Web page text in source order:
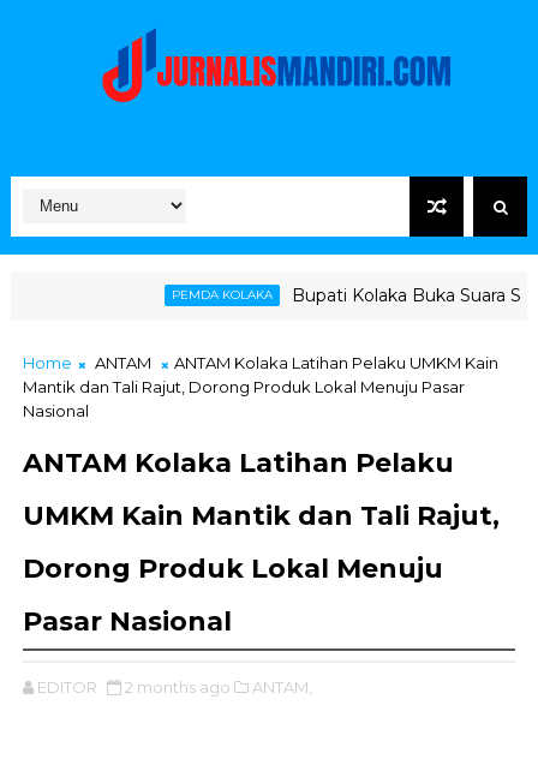
Bupati Kolaka Buka Suara Soal Ketegangan
Home ANTAM
ANTAM Kolaka Latihan Pelaku UMKM Kain
Mantik dan Tali Rajut, Dorong Produk Lokal Menuju Pasar
Nasional
ANTAM Kolaka Latihan Pelaku
UMKM Kain Mantik dan Tali Rajut,
Dorong Produk Lokal Menuju
Pasar Nasional
EDITOR 2 months ago ANTAM,